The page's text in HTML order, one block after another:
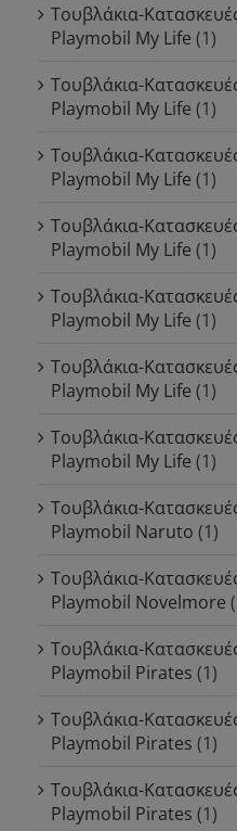
Τουβλάκια-
Playmobil My Life (1)
Τουβλάκια-
Playmobil My Life (1)
Τουβλάκια-
Playmobil My Life (1)
Τουβλάκια-
Playmobil My Life (1)
Τουβλάκια-
Playmobil My Life (1)
Τουβλάκια-
Playmobil My Life (1)
Τουβλάκια-
Playmobil My Life (1)
Τουβλάκια-
Playmobil Naruto (1)
Τουβλάκια-
Playmobil Novelmore
Τουβλάκια-
Playmobil Pirates (1)
Τουβλάκια-
Playmobil Pirates (1)
Τουβλάκια-
Playmobil Pirates (1)